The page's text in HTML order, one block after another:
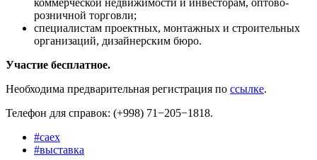
коммерческой недвижимости и инвесторам, оптово-
розничной торговли;
специалистам проектных, монтажных и строительных
организаций, дизайнерским бюро.
Участие бесплатное.
Необходима предварительная регистрация по ссылке.
Телефон для справок: (+998) 71−205−1818.
#caex
#выставка